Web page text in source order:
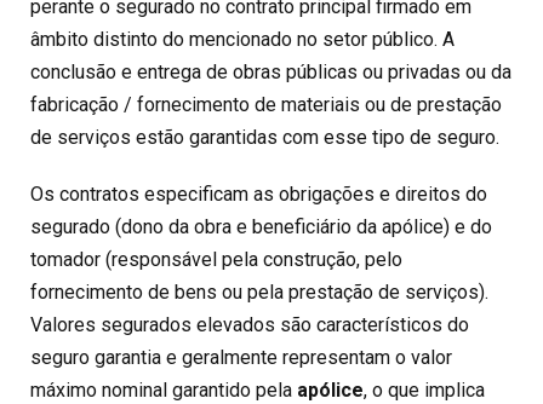
perante o segurado no contrato principal firmado em
âmbito distinto do mencionado no setor público. A
conclusão e entrega de obras públicas ou privadas ou da
fabricação / fornecimento de materiais ou de prestação
de serviços estão garantidas com esse tipo de seguro.
Os contratos especificam as obrigações e direitos do
segurado (dono da obra e beneficiário da apólice) e do
tomador (responsável pela construção, pelo
fornecimento de bens ou pela prestação de serviços).
Valores segurados elevados são característicos do
seguro garantia e geralmente representam o valor
máximo nominal garantido pela apólice, o que implica